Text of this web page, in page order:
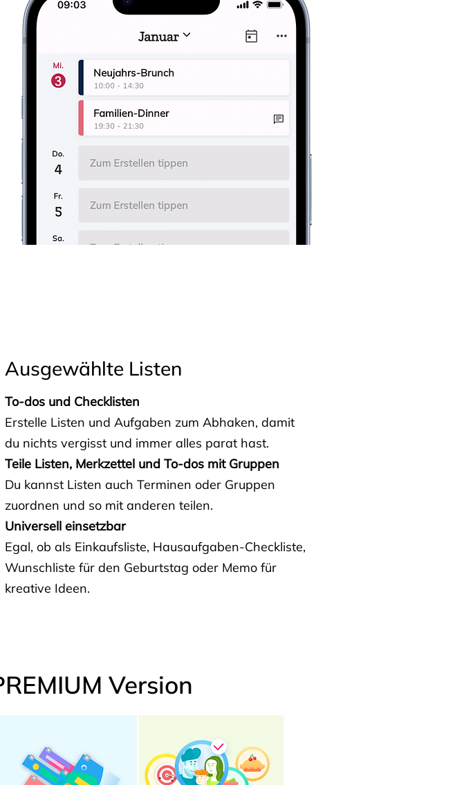
Ausgewählte Listen
To-dos und Checklisten
Erstelle Listen und Aufgaben zum Abhaken, damit
du nichts vergisst und immer alles parat hast.
Teile Listen, Merkzettel und To-dos mit Gruppen
Du kannst Listen auch Terminen oder Gruppen
zuordnen und so mit anderen teilen.
Universell einsetzbar
Egal, ob als Einkaufsliste, Hausaufgaben-Checkliste,
Wunschliste für den Geburtstag oder Memo für
kreative Ideen.
Version